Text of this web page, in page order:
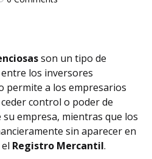
son un tipo de
los inversores
permite a los empresarios
control o poder de
empresa, mientras que los
sin aparecer en
Registro Mercantil.